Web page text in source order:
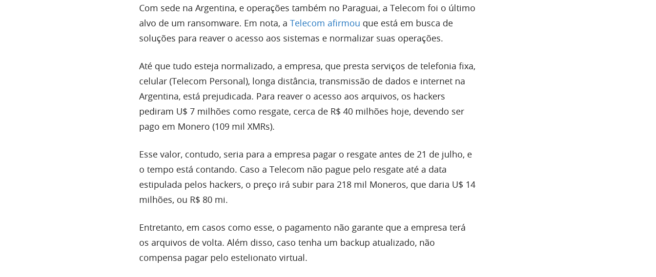
Com sede na Argentina, e operações também no Paraguai, a Telecom foi o último
alvo de um ransomware. Em nota, a Telecom afirmou que está em busca de
soluções para reaver o acesso aos sistemas e normalizar suas operações.
Até que tudo esteja normalizado, a empresa, que presta serviços de telefonia fixa,
celular (Telecom Personal), longa distância, transmissão de dados e internet na
Argentina, está prejudicada. Para reaver o acesso aos arquivos, os hackers
pediram U$ 7 milhões como resgate, cerca de R$ 40 milhões hoje, devendo ser
pago em Monero (109 mil XMRs).
Esse valor, contudo, seria para a empresa pagar o resgate antes de 21 de julho, e
o tempo está contando. Caso a Telecom não pague pelo resgate até a data
estipulada pelos hackers, o preço irá subir para 218 mil Moneros, que daria U$ 14
milhões, ou R$ 80 mi.
Entretanto, em casos como esse, o pagamento não garante que a empresa terá
os arquivos de volta. Além disso, caso tenha um backup atualizado, não
compensa pagar pelo estelionato virtual.